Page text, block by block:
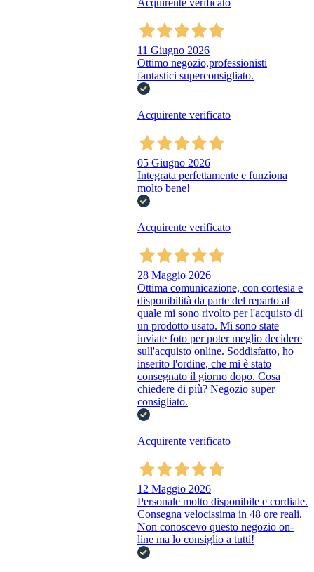
Acquirente verificato
11 Giugno 2026
Ottimo negozio,professionisti
fantastici superconsigliato.
Acquirente verificato
05 Giugno 2026
Integrata perfettamente e funziona
molto bene!
Acquirente verificato
28 Maggio 2026
Ottima comunicazione, con cortesia e
disponibilità da parte del reparto al
quale mi sono rivolto per l'acquisto di
un prodotto usato. Mi sono state
inviate foto per poter meglio decidere
sull'acquisto online. Soddisfatto, ho
inserito l'ordine, che mi è stato
consegnato il giorno dopo. Cosa
chiedere di più? Negozio super
consigliato.
Acquirente verificato
12 Maggio 2026
Personale molto disponibile e cordiale.
Consegna velocissima in 48 ore reali.
Non conoscevo questo negozio on-
line ma lo consiglio a tutti!